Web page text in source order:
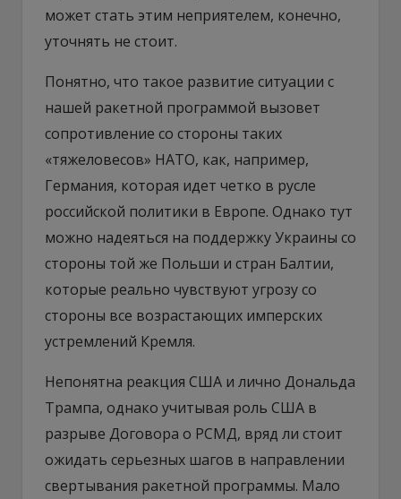
может стать этим неприятелем, конечно,
уточнять не стоит.
Понятно, что такое развитие ситуации с
нашей ракетной программой вызовет
сопротивление со стороны таких
«тяжеловесов» НАТО, как, например,
Германия, которая идет четко в русле
российской политики в Европе. Однако тут
можно надеяться на поддержку Украины со
стороны той же Польши и стран Балтии,
которые реально чувствуют угрозу со
стороны все возрастающих имперских
устремлений Кремля.
Непонятна реакция США и лично Дональда
Трампа, однако учитывая роль США в
разрыве Договора о РСМД, вряд ли стоит
ожидать серьезных шагов в направлении
свертывания ракетной программы. Мало